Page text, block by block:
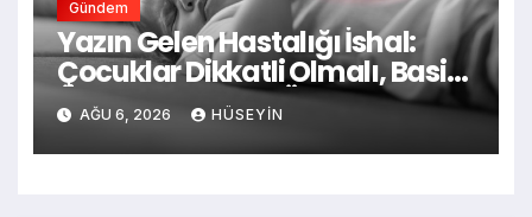
Gündem
Yazın Gelen Hastalığı İshal:
Çocuklar Dikkatli Olmalı, Basit
Önlemler Hayati Önem Taşıyor
AĞU 6, 2026 HÜSEYIN